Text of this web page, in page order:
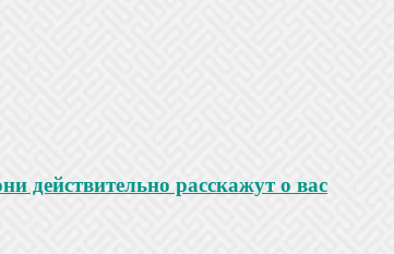
действительно расскажут о вас